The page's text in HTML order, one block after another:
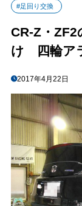
#足回り交換
CR-Z・
け 四輪ア
2017年4月22日